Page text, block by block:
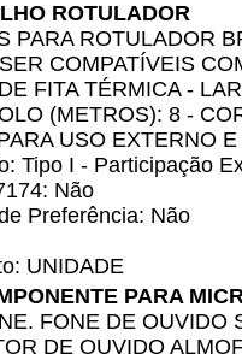
ROTULADOR
PARA ROTULADOR
COMPATÍVEIS
FITA TÉRMICA -
(METROS): 8 -
USO EXTERNO
Tipo I - Participação
Não
Preferência: Não
UNIDADE
PARA
FONE DE OUVIDO
DE OUVIDO